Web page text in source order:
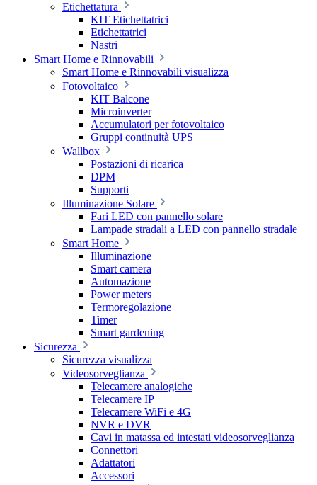
Etichettatura
KIT Etichettatrici
Etichettatrici
Nastri
Smart Home e Rinnovabili
Smart Home e Rinnovabili visualizza
Fotovoltaico
KIT Balcone
Microinverter
Accumulatori per fotovoltaico
Gruppi continuità UPS
Wallbox
Postazioni di ricarica
DPM
Supporti
Illuminazione Solare
Fari LED con pannello solare
Lampade stradali a LED con pannello stradale
Smart Home
Illuminazione
Smart camera
Automazione
Power meters
Termoregolazione
Timer
Smart gardening
Sicurezza
Sicurezza visualizza
Videosorveglianza
Telecamere analogiche
Telecamere IP
Telecamere WiFi e 4G
NVR e DVR
Cavi in matassa ed intestati videosorveglianza
Connettori
Adattatori
Accessori